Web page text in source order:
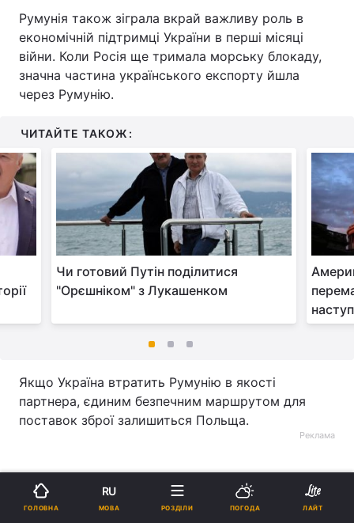
Румунія також зіграла вкрай важливу роль в
економічній підтримці України в перші місяці
війни. Коли Росія ще тримала морську блокаду,
значна частина українського експорту йшла
через Румунію.
ЧИТАЙТЕ ТАКОЖ:
Чи готовий Путін поділитися
"Орєшніком" з Лукашенком
Якщо Україна втратить Румунію в якості
партнера, єдиним безпечним маршрутом для
поставок зброї залишиться Польща.
Реклама
ГОЛОВНА
RU
МОВА РОЗДІЛИ ПОГОДА ЛАЙТ